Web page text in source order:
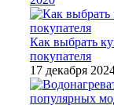
Как выбрать
покупателя
17 декабря